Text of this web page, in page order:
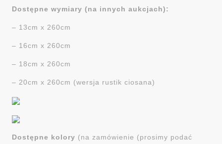
Dostępne wymiary (na innych aukcjach):
– 13cm x 260cm
– 16cm x 260cm
– 18cm x 260cm
– 20cm x 260cm (wersja rustik ciosana)
Dostępne kolory (na zamówienie (prosimy podać